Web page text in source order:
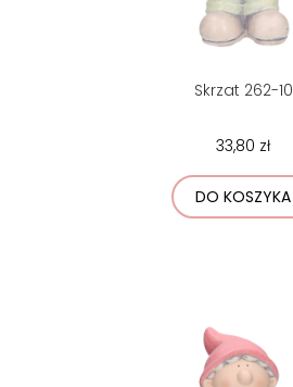
Skrzat 262-10
33,80 zł
DO KOSZYKA